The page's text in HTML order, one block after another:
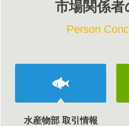
市場関係者
Person
水産物部 取引情報